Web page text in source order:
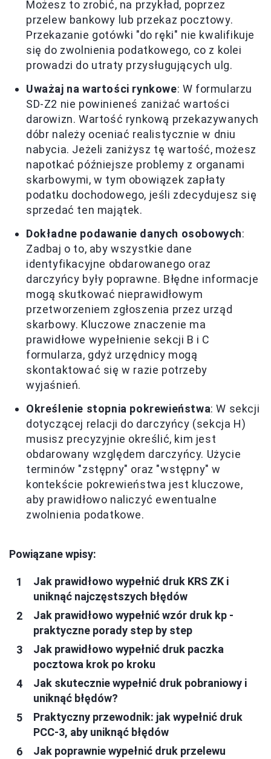
Możesz to zrobić, na przykład, poprzez
przelew bankowy lub przekaz pocztowy.
Przekazanie gotówki "do ręki" nie kwalifikuje
się do zwolnienia podatkowego, co z kolei
prowadzi do utraty przysługujących ulg.
Uważaj na wartości rynkowe: W formularzu
SD-Z2 nie powinieneś zaniżać wartości
darowizn. Wartość rynkową przekazywanych
dóbr należy oceniać realistycznie w dniu
nabycia. Jeżeli zaniżysz tę wartość, możesz
napotkać późniejsze problemy z organami
skarbowymi, w tym obowiązek zapłaty
podatku dochodowego, jeśli zdecydujesz się
sprzedać ten majątek.
Dokładne podawanie danych osobowych:
Zadbaj o to, aby wszystkie dane
identyfikacyjne obdarowanego oraz
darczyńcy były poprawne. Błędne informacje
mogą skutkować nieprawidłowym
przetworzeniem zgłoszenia przez urząd
skarbowy. Kluczowe znaczenie ma
prawidłowe wypełnienie sekcji B i C
formularza, gdyż urzędnicy mogą
skontaktować się w razie potrzeby
wyjaśnień.
Określenie stopnia pokrewieństwa: W sekcji
dotyczącej relacji do darczyńcy (sekcja H)
musisz precyzyjnie określić, kim jest
obdarowany względem darczyńcy. Użycie
terminów "zstępny" oraz "wstępny" w
kontekście pokrewieństwa jest kluczowe,
aby prawidłowo naliczyć ewentualne
zwolnienia podatkowe.
Powiązane wpisy:
Jak prawidłowo wypełnić druk KRS ZK i
uniknąć najczęstszych błędów
Jak prawidłowo wypełnić wzór druk kp -
praktyczne porady step by step
Jak prawidłowo wypełnić druk paczka
pocztowa krok po kroku
Jak skutecznie wypełnić druk pobraniowy i
uniknąć błędów?
Praktyczny przewodnik: jak wypełnić druk
PCC-3, aby uniknąć błędów
Jak poprawnie wypełnić druk przelewu